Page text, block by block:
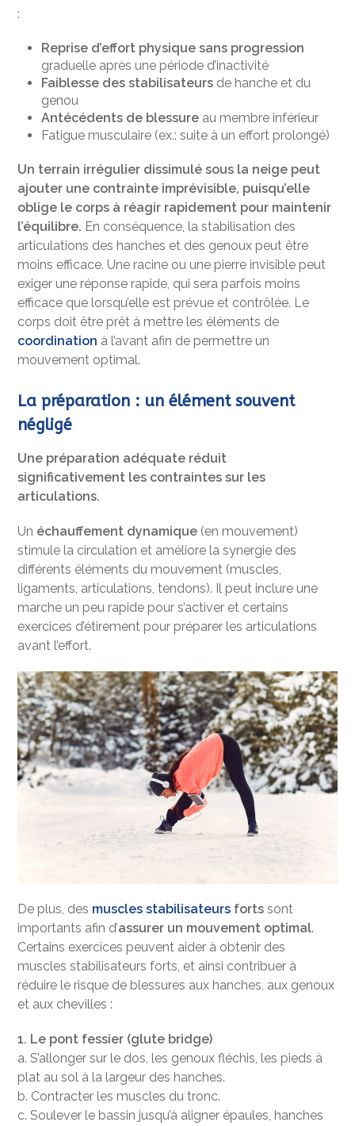
:
Reprise d’effort physique sans progression
graduelle après une période d’inactivité
Faiblesse des stabilisateurs de hanche et du
genou
Antécédents de blessure au membre inférieur
Fatigue musculaire (ex.: suite à un effort prolongé)
Un terrain irrégulier dissimulé sous la neige peut
ajouter une contrainte imprévisible, puisqu’elle
oblige le corps à réagir rapidement pour maintenir
l’équilibre. En conséquence, la stabilisation des
articulations des hanches et des genoux peut être
moins efficace. Une racine ou une pierre invisible peut
exiger une réponse rapide, qui sera parfois moins
efficace que lorsqu’elle est prévue et contrôlée. Le
corps doit être prêt à mettre les éléments de
coordination à l’avant afin de permettre un
mouvement optimal.
La préparation : un élément souvent
négligé
Une préparation adéquate réduit
significativement les contraintes sur les
articulations.
Un échauffement dynamique (en mouvement)
stimule la circulation et améliore la synergie des
différents éléments du mouvement (muscles,
ligaments, articulations, tendons). Il peut inclure une
marche un peu rapide pour s’activer et certains
exercices d’étirement pour préparer les articulations
avant l’effort.
De plus, des muscles stabilisateurs forts sont
importants afin d’assurer un mouvement optimal.
Certains exercices peuvent aider à obtenir des
muscles stabilisateurs forts, et ainsi contribuer à
réduire le risque de blessures aux hanches, aux genoux
et aux chevilles :
1. Le pont fessier (glute bridge)
a. S’allonger sur le dos, les genoux fléchis, les pieds à
plat au sol à la largeur des hanches.
b. Contracter les muscles du tronc.
c. Soulever le bassin jusqu’à aligner épaules, hanches